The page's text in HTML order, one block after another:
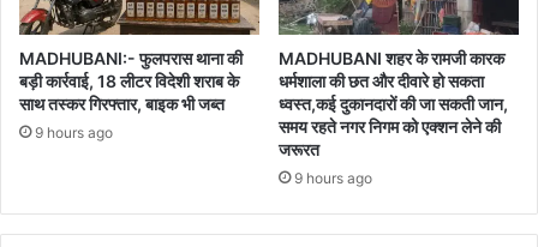
MADHUBANI:- फुलपरास थाना की
बड़ी कार्रवाई, 18 लीटर विदेशी शराब के
साथ तस्कर गिरफ्तार, बाइक भी जब्त
9 hours ago
MADHUBANI शहर के रामजी कारक
धर्मशाला की छत और दीवारे हो सकता
ध्वस्त,कई दुकानदारों की जा सकती जान,
समय रहते नगर निगम को एक्शन लेने की
जरूरत
9 hours ago